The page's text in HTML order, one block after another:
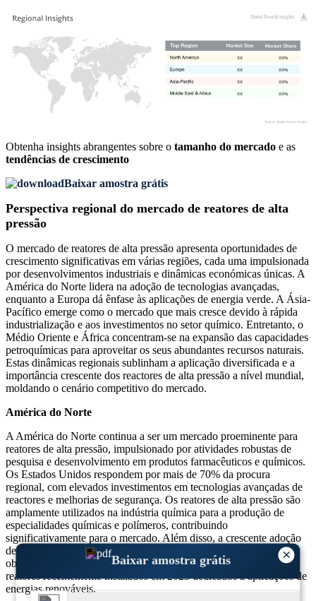
×
Baixar amostra grátis
XX%
XX
XX%
XX
XX%
XX
XX%
XX
Obtenha insights abrangentes sobre o tamanho do mercado e as
tendências de crescimento
Baixar amostra grátis
Perspectiva regional do mercado de reatores de alta
pressão
O mercado de reatores de alta pressão apresenta oportunidades de
crescimento significativas em várias regiões, cada uma impulsionada
por desenvolvimentos industriais e dinâmicas económicas únicas. A
América do Norte lidera na adoção de tecnologias avançadas,
enquanto a Europa dá ênfase às aplicações de energia verde. A Ásia-
Pacífico emerge como o mercado que mais cresce devido à rápida
industrialização e aos investimentos no setor químico. Entretanto, o
Médio Oriente e África concentram-se na expansão das capacidades
petroquímicas para aproveitar os seus abundantes recursos naturais.
Estas dinâmicas regionais sublinham a aplicação diversificada e a
importância crescente dos reactores de alta pressão a nível mundial,
moldando o cenário competitivo do mercado.
América do Norte
A América do Norte continua a ser um mercado proeminente para
reatores de alta pressão, impulsionado por atividades robustas de
pesquisa e desenvolvimento em produtos farmacêuticos e químicos.
Os Estados Unidos respondem por mais de 70% da procura
regional, com elevados investimentos em tecnologias avançadas de
reactores e melhorias de segurança. Os reatores de alta pressão são
amplamente utilizados na indústria química para a produção de
especialidades químicas e polímeros, contribuindo
significativamente para o mercado. Além disso, a crescente adoção
de reatores na produção de biocombustíveis está alinhada com os
objetivos de sustentabilidade da região, com cerca de 15% dos
reatores recentemente instalados em 2023 dedicados a aplicações de
energias renováveis.